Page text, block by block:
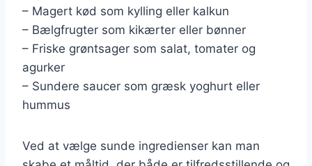
– Magert kød som kylling eller kalkun
– Bælgfrugter som kikærter eller bønner
– Friske grøntsager som salat, tomater og
agurker
– Sundere saucer som græsk yoghurt eller
hummus
Ved at vælge sunde ingredienser kan man